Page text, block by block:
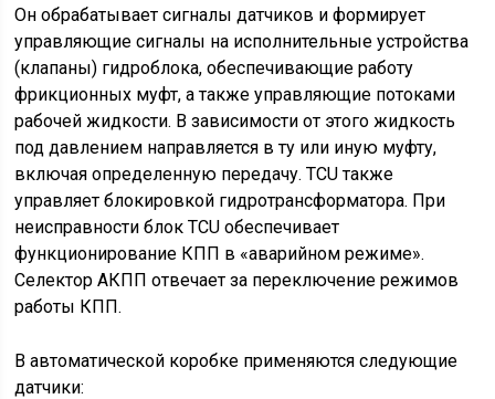
Он обрабатывает сигналы датчиков и формирует
управляющие сигналы на исполнительные устройства
(клапаны) гидроблока, обеспечивающие работу
фрикционных муфт, а также управляющие потоками
рабочей жидкости. В зависимости от этого жидкость
под давлением направляется в ту или иную муфту,
включая определенную передачу. TCU также
управляет блокировкой гидротрансформатора. При
неисправности блок TCU обеспечивает
функционирование КПП в «аварийном режиме».
Селектор АКПП отвечает за переключение режимов
работы КПП.
В автоматической коробке применяются следующие
датчики: